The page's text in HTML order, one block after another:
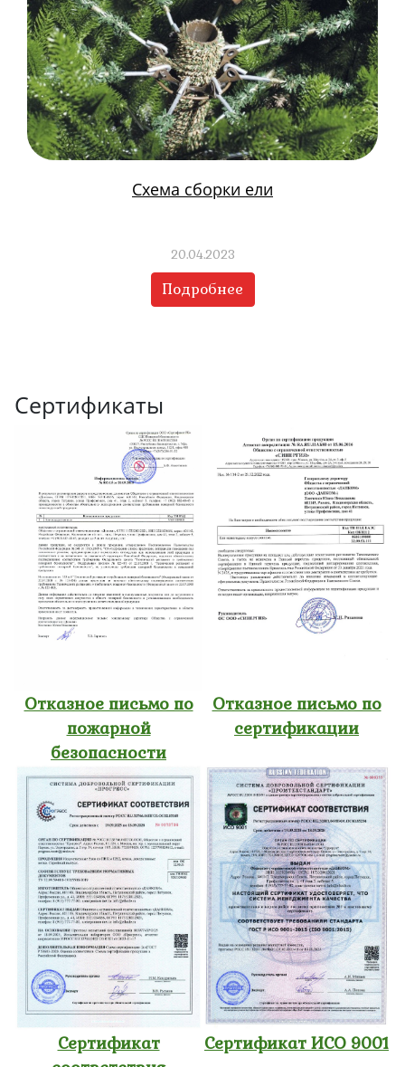
Схема сборки ели
20.04.2023
Подробнее
Сертификаты
Отказное письмо по
пожарной
безопасности
Отказное письмо по
сертификации
Сертификат
Сертификат ИСО 9001